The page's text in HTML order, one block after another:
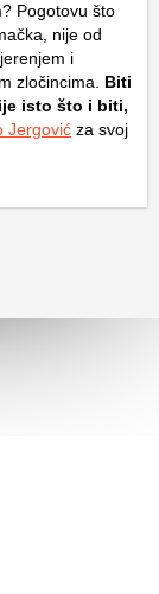
Pogotovu što
nije od
i
zločincima. Biti
isto što i biti,
Jergović za svoj